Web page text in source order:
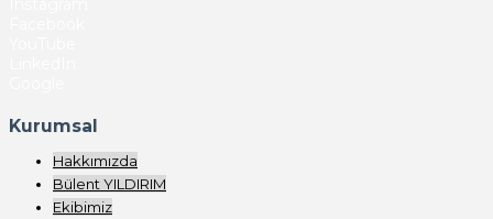
Kurumsal
Hakkımızda
Bülent YILDIRIM
Ekibimiz